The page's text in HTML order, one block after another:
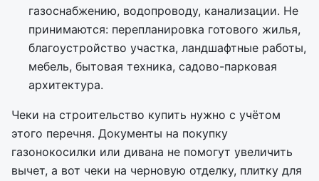
газоснабжению, водопроводу, канализации. Не
принимаются: перепланировка готового жилья,
благоустройство участка, ландшафтные работы,
мебель, бытовая техника, садово-парковая
архитектура.
Чеки на строительство купить нужно с учётом
этого перечня. Документы на покупку
газонокосилки или дивана не помогут увеличить
вычет, а вот чеки на черновую отделку, плитку для